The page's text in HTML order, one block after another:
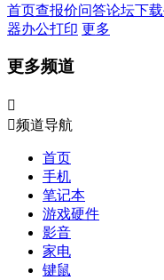
首页查报价问答论坛下载
器办公打印 更多
更多频道

频道导航
首页
手机
笔记本
游戏硬件
影音
家电
键鼠